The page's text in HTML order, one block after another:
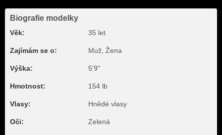
Biografie modelky
Věk: 35 let
Zajímám se o: Muž, Žena
Výška: 5'9"
Hmotnost: 154 lb
Vlasy: Hnědé vlasy
Oči: Zelená